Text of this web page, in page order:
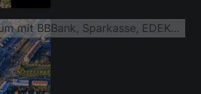
Waldstadt Zentrum mit BBBank, Sparkasse, EDEKA Behrens